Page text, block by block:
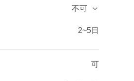
不可
2~5日
可